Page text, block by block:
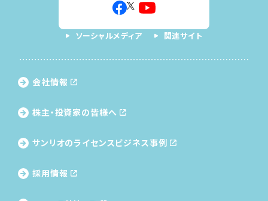
ソーシャルメディア 関連サイト
会社情報
株主・投資家の皆様へ
サンリオのライセンス ビジネス事例
採用情報